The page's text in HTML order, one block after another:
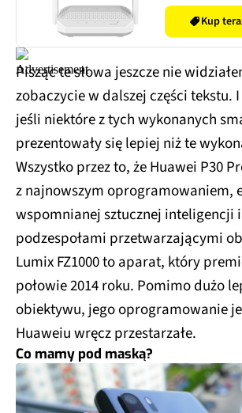
Kup
Pisząc te słowa jeszcze nie
zobaczycie w dalszej części tekstu.
jeśli niektóre z tych wykonanych
prezentowały się lepiej niż te
Wszystko przez to, że Huawei P30
z najnowszym oprogramowaniem,
wspomnianej sztucznej inteligencji
podzespołami przetwarzającymi
Lumix FZ1000 to aparat, który
połowie 2014 roku. Pomimo dużo
obiektywu, jego oprogramowanie
Huaweiu wręcz przestarzałe.
Co mamy pod maską?